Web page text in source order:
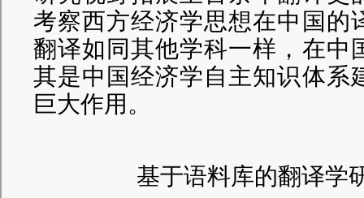
考察西方经济学思想在中国的
翻译如同其他学科一样，在中
其是中国经济学自主知识体系
巨大作用。
基于语料库的翻译学